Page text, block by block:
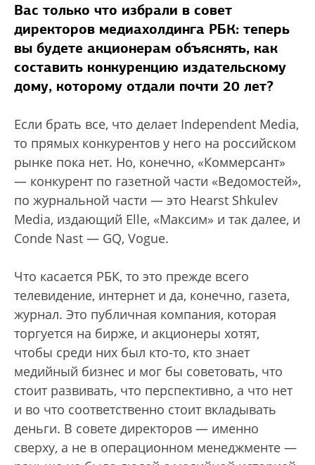
Вас только что избрали в совет
директоров медиахолдинга РБК: теперь
вы будете акционерам объяснять, как
составить конкуренцию издательскому
дому, которому отдали почти 20 лет?
Если брать все, что делает Independent Media,
то прямых конкурентов у него на российском
рынке пока нет. Но, конечно, «Коммерсант»
— конкурент по газетной части «Ведомостей»,
по журнальной части — это Hearst Shkulev
Media, издающий Elle, «Максим» и так далее, и
Conde Nast — GQ, Vogue.
Что касается РБК, то это прежде всего
телевидение, интернет и да, конечно, газета,
журнал. Это публичная компания, которая
торгуется на бирже, и акционеры хотят,
чтобы среди них был кто-то, кто знает
медийный бизнес и мог бы советовать, что
стоит развивать, что перспективно, а что нет
и во что соответственно стоит вкладывать
деньги. В совете директоров — именно
сверху, а не в операционном менеджменте —